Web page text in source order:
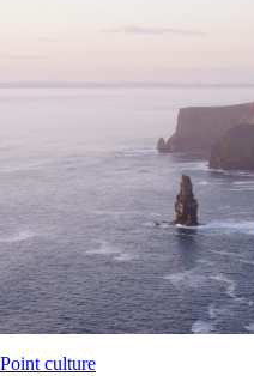
Point culture